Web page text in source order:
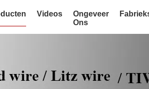
Videos
Ongeveer
Ons